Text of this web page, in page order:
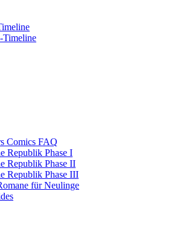
Timeline
Comics FAQ
Republik Phase I
Republik Phase II
Republik Phase III
für Neulinge